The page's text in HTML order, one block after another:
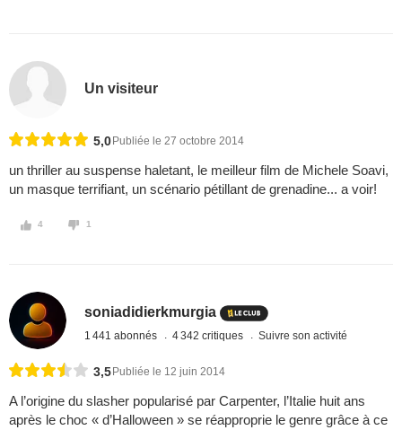
Un visiteur
5,0 Publiée le 27 octobre 2014
un thriller au suspense haletant, le meilleur film de Michele Soavi,
un masque terrifiant, un scénario pétillant de grenadine... a voir!
4 1
soniadidierkmurgia
1 441 abonnés 4 342 critiques Suivre son activité
3,5 Publiée le 12 juin 2014
A l’origine du slasher popularisé par Carpenter, l’Italie huit ans
après le choc « d’Halloween » se réapproprie le genre grâce à ce